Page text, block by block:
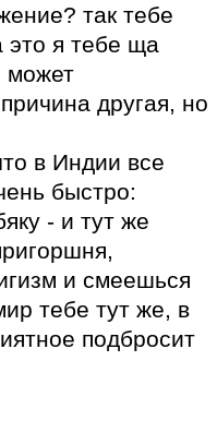
так тебе
это я тебе ща
может
другая, но
в Индии все
быстро:
- и тут же
и смеешься
тебе тут же, в
подбросит